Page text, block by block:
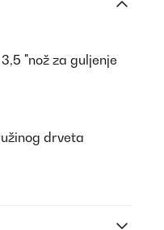
"nož za guljenje
drveta